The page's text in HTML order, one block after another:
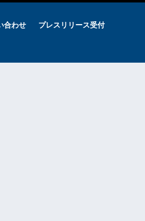
合わせ プレスリリース受付